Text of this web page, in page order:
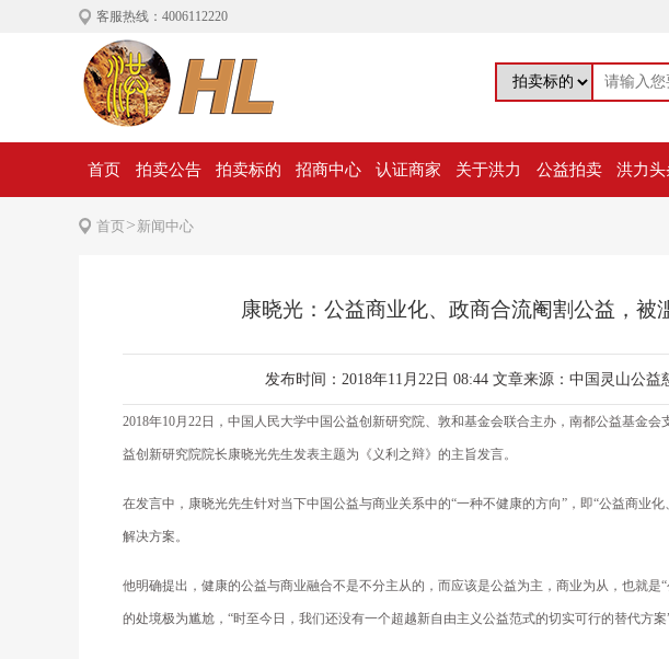
客服热线：4006112220
首页 拍卖公告 拍卖标的 招商中心 认证商家 关于洪力 公益拍卖 洪力头
首页> 新闻中心
康晓光：公益商业化、政商合流阉割公益，被
发布时间：2018年11月22日 08:44 文章来源：中国灵山公益
2018年10月22日，中国人民大学中国公益创新研究院、敦和基金会联合主办，南都公益基金
益创新研究院院长康晓光先生发表主题为《义利之辩》的主旨发言。
在发言中，康晓光先生针对当下中国公益与商业关系中的“一种不健康的方向”，即“公益商业
解决方案。
他明确提出，健康的公益与商业融合不是不分主从的，而应该是公益为主，商业为从，也就
的处境极为尴尬，“时至今日，我们还没有一个超越新自由主义公益范式的切实可行的替代方案”